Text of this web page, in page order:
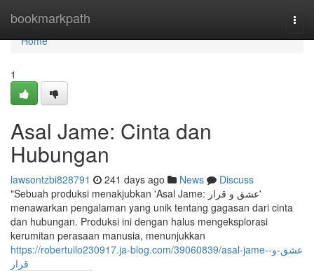
bookmarkpath
Home
Home
1
Asal Jame: Cinta dan
Hubungan
lawsontzbi828791 241 days ago News
Discuss
"Sebuah produksi menakjubkan 'Asal Jame: عشق و قرار'
menawarkan pengalaman yang unik tentang gagasan dari cinta
dan hubungan. Produksi ini dengan halus mengeksplorasi
kerumitan perasaan manusia, menunjukkan
https://robertuilo230917.ja-blog.com/39060839/asal-jame-عشق-و-
قرار